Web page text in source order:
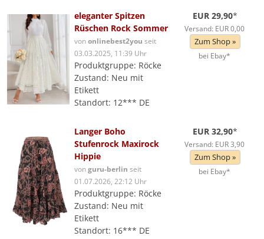
eleganter Spitzen
Rüschen Rock Sommer
vononlinebest2you seit
03.03.2025, 11:39 Uhr
Produktgruppe: Röcke
Zustand: Neu mit
Etikett
Standort: 12*** DE
EUR 29,90*
Versand: EUR 0,00
Zum Shop »
bei Ebay*
Langer Boho
Stufenrock Maxirock
Hippie
vonguru-berlin seit
01.07.2026, 22:12 Uhr
Produktgruppe: Röcke
Zustand: Neu mit
Etikett
Standort: 16*** DE
EUR 32,90*
Versand: EUR 3,90
Zum Shop »
bei Ebay*